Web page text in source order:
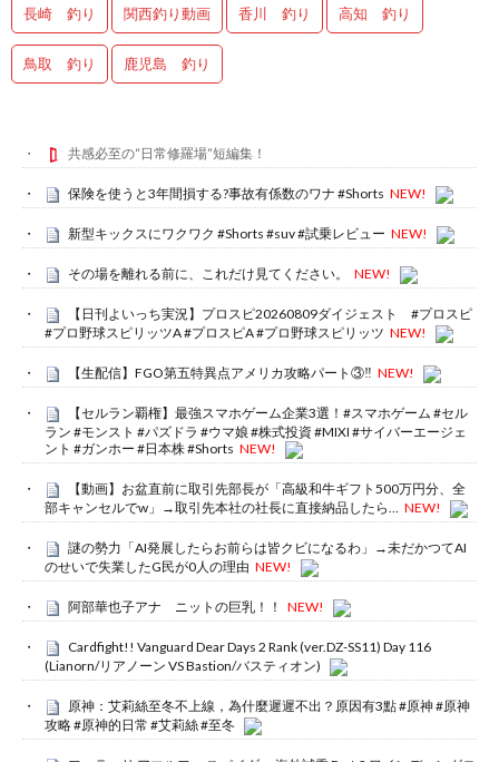
長崎 釣り 関西釣り動画 香川 釣り 高知 釣り
鳥取 釣り 鹿児島 釣り
共感必至の“日常修羅場”短編集！
保険を使うと3年間損する?事故有係数のワナ #Shorts NEW!
新型キックスにワクワク #Shorts #suv #試乗レビュー NEW!
その場を離れる前に、これだけ見てください。 NEW!
【日刊よいっち実況】プロスピ20260809ダイジェスト #プロスピ
#プロ野球スピリッツA #プロスピA #プロ野球スピリッツ NEW!
【生配信】FGO第五特異点アメリカ攻略パート③‼️ NEW!
【セルラン覇権】最強スマホゲーム企業3選！#スマホゲーム #セル
ラン #モンスト #パズドラ #ウマ娘 #株式投資 #MIXI #サイバーエージェ
ント #ガンホー #日本株 #Shorts NEW!
【動画】お盆直前に取引先部長が「高級和牛ギフト500万円分、全
部キャンセルでw」→取引先本社の社長に直接納品したら… NEW!
謎の勢力「AI発展したらお前らは皆クビになるわ」→未だかつてAI
のせいで失業したG民が0人の理由 NEW!
阿部華也子アナ ニットの巨乳！！ NEW!
Cardfight!! Vanguard Dear Days 2 Rank (ver.DZ-SS11) Day 116
(Lianorn/リアノーン VS Bastion/バスティオン)
原神：艾莉絲至冬不上線，為什麼遲遲不出？原因有3點 #原神 #原神
攻略 #原神的日常 #艾莉絲 #至冬